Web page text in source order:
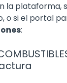
plataforma, si
si el portal para
: